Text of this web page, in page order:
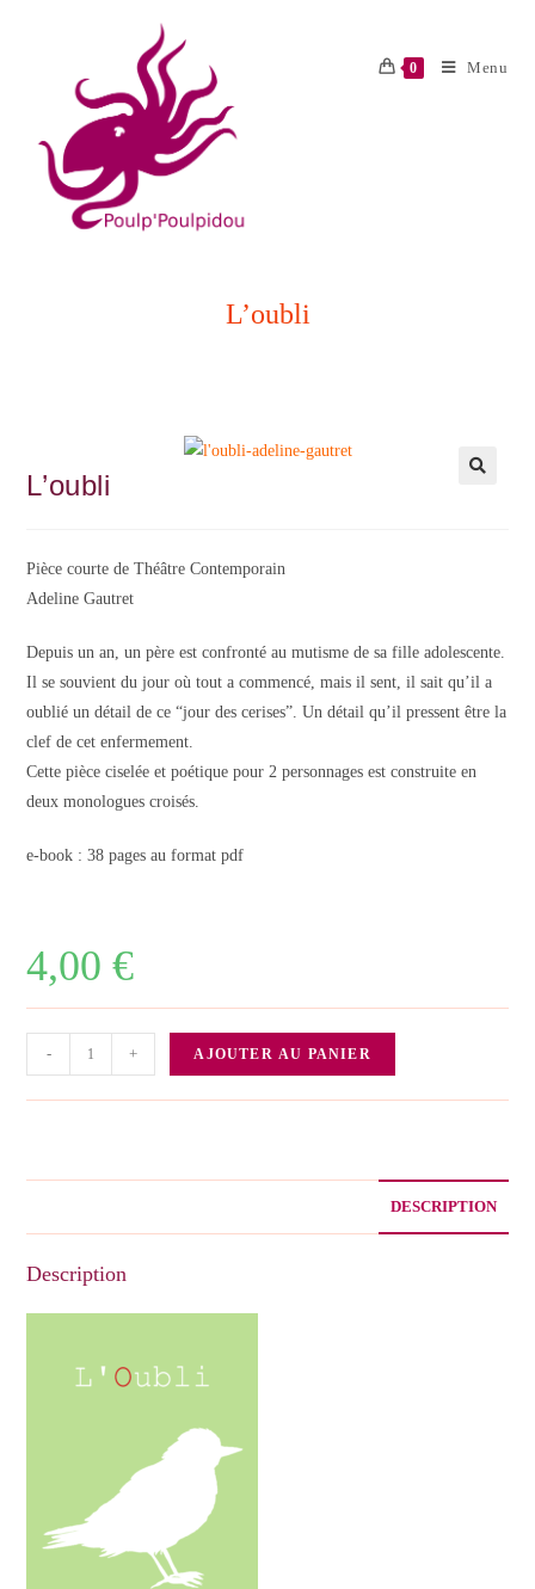
0 Menu
L’oubli
L’oubli
Pièce courte de Théâtre Contemporain
Adeline Gautret
Depuis un an, un père est confronté au mutisme de sa fille adolescente.
Il se souvient du jour où tout a commencé, mais il sent, il sait qu’il a
oublié un détail de ce “jour des cerises”. Un détail qu’il pressent être la
clef de cet enfermement.
Cette pièce ciselée et poétique pour 2 personnages est construite en
deux monologues croisés.
e-book : 38 pages au format pdf
4,00€
de
L'oubli
- + AJOUTER AU PANIER
DESCRIPTION
Description